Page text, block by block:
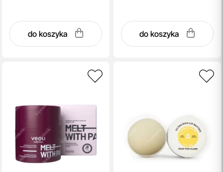
do koszyka do koszyka